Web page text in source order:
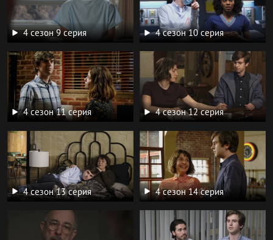
4 сезон 9 серия 4 сезон 10 серия
4 сезон 11 серия 4 сезон 12 серия
4 сезон 13 серия 4 сезон 14 серия